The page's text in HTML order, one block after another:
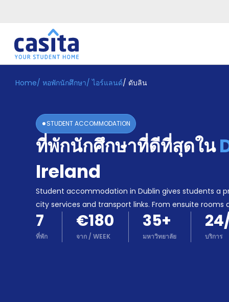
Home TH EUR
ระบบ
Booking
Accommodation
Become
Partner
Home/ หอพักนักศึกษา/ไอร์แลนด์/ ดับลิน
STUDENT ACCOMMODATION
ที่พักนักศึกษาที่ดีที่สุดใน
Ireland
Student accommodation in Dublin gives students a
city services and transport links. From ensuite rooms
7
ที่พัก
€180
จาก /WEEK
35+
มหาวิทยาลัย บริการ